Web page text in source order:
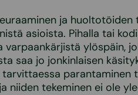
ja
asioista. Pihalla tai
ylöspäin,
saa jo jonkinlaisen
tarvittaessa
niiden tekeminen ei ole